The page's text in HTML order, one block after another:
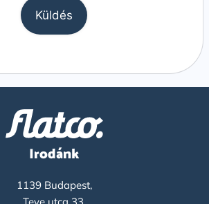
Irodánk
1139 Budapest,
Teve utca 33.